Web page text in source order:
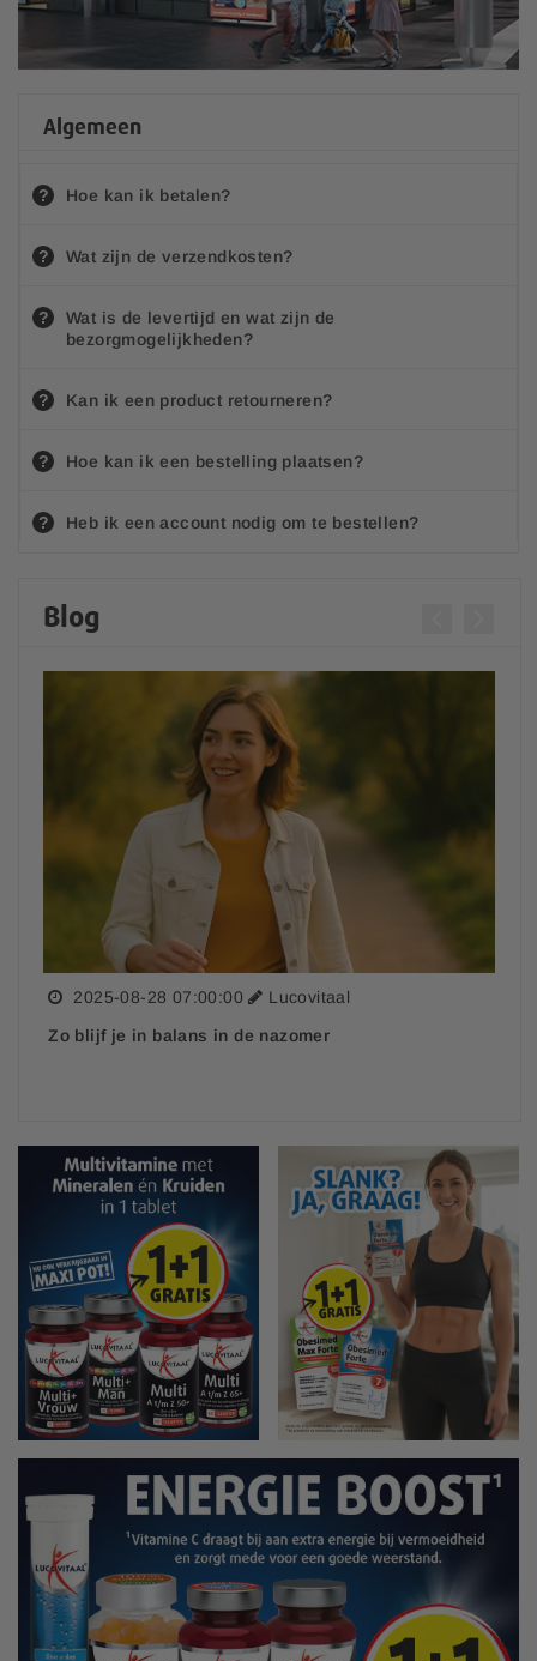
Algemeen
Hoe kan ik betalen?
Wat zijn de verzendkosten?
Wat is de levertijd en wat zijn de
bezorgmogelijkheden?
Kan ik een product retourneren?
Hoe kan ik een bestelling plaatsen?
Heb ik een account nodig om te bestellen?
Hoe werkt het spaarpuntensysteem?
Leveren jullie ook in het buitenland?
Waar moet ik rekening mee houden wanneer ik mijn
pakket buiten Nederland en België laat bezorgen?
Wat is de status van mijn bestelling?
Blog
2025-08-28 07:00:00
Lucovitaal
Zo blijf je in balans in de nazomer